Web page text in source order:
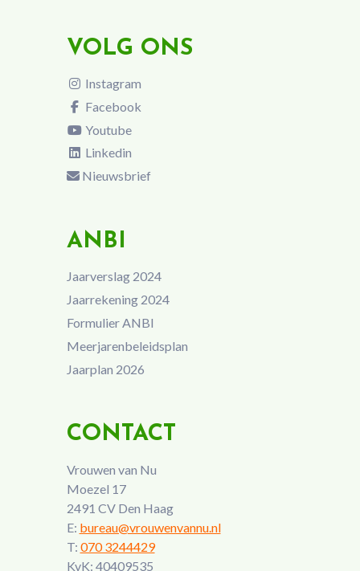
VOLG ONS
Instagram
Facebook
Youtube
Linkedin
Nieuwsbrief
ANBI
Jaarverslag 2024
Jaarrekening 2024
Formulier ANBI
Meerjarenbeleidsplan
Jaarplan 2026
CONTACT
Vrouwen van Nu
Moezel 17
2491 CV Den Haag
E: bureau@vrouwenvannu.nl
T: 070 3244429
KvK: 40409535